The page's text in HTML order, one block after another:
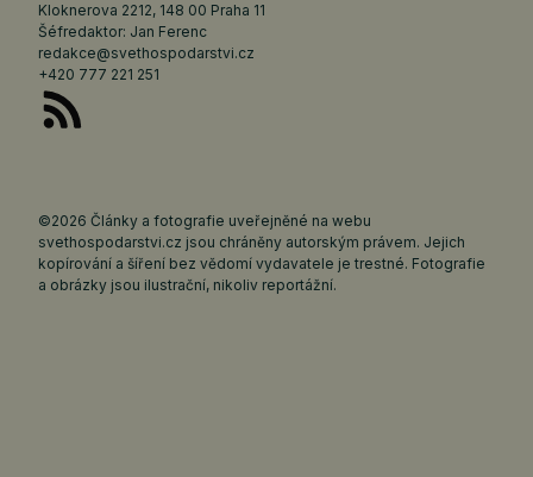
Kloknerova 2212, 148 00 Praha 11
Šéfredaktor: Jan Ferenc
redakce@svethospodarstvi.cz
+420 777 221 251
©2026 Články a fotografie uveřejněné na webu
svethospodarstvi.cz jsou chráněny autorským právem. Jejich
kopírování a šíření bez vědomí vydavatele je trestné. Fotografie
a obrázky jsou ilustrační, nikoliv reportážní.